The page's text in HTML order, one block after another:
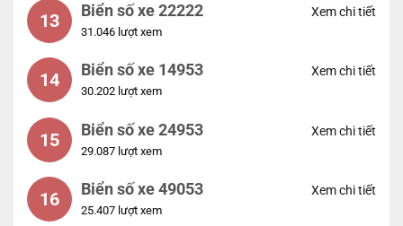
13 Biển số xe 22222
31.046 lượt xem
Xem chi tiết
14 Biển số xe 14953
30.202 lượt xem
Xem chi tiết
15 Biển số xe 24953
29.087 lượt xem
Xem chi tiết
16 Biển số xe 49053
25.407 lượt xem
Xem chi tiết